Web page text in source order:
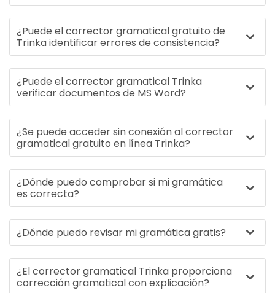
¿Puede el corrector gramatical gratuito de
Trinka identificar errores de consistencia?
¿Puede el corrector gramatical Trinka
verificar documentos de MS Word?
¿Se puede acceder sin conexión al corrector
gramatical gratuito en línea Trinka?
¿Dónde puedo comprobar si mi gramática
es correcta?
¿Dónde puedo revisar mi gramática gratis?
¿El corrector gramatical Trinka proporciona
corrección gramatical con explicación?